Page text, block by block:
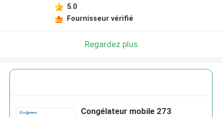
5.0
Fournisseur vérifié
Regardez plus
Congélateur mobile 273